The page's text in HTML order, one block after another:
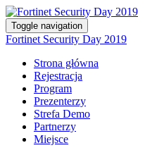
Toggle navigation
Fortinet Security Day 2019
Strona główna
Rejestracja
Program
Prezenterzy
Strefa Demo
Partnerzy
Miejsce